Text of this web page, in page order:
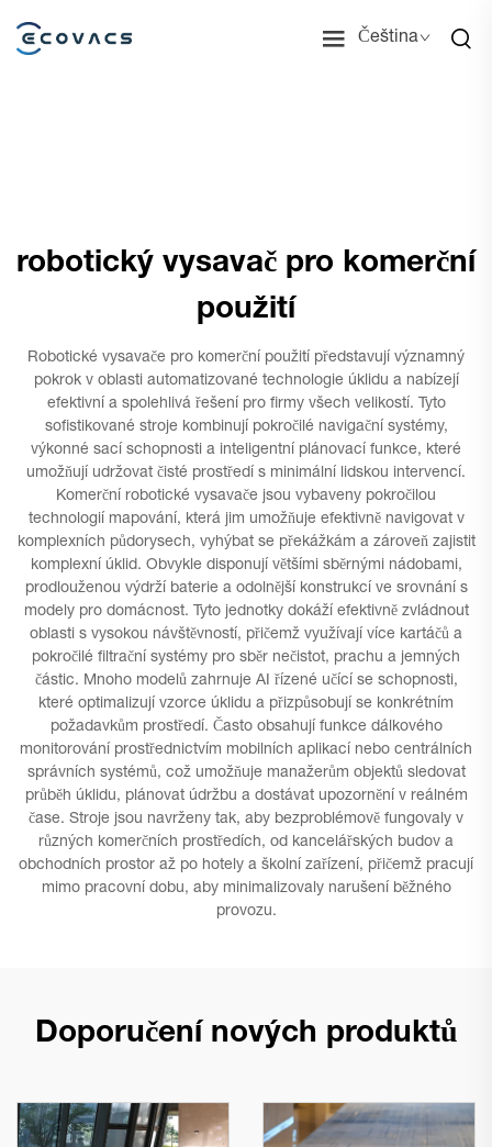
Čeština
robotický vysavač pro komerční
použití
Robotické vysavače pro komerční použití představují významný
pokrok v oblasti automatizované technologie úklidu a nabízejí
efektivní a spolehlivá řešení pro firmy všech velikostí. Tyto
sofistikované stroje kombinují pokročilé navigační systémy,
výkonné sací schopnosti a inteligentní plánovací funkce, které
umožňují udržovat čisté prostředí s minimální lidskou intervencí.
Komerční robotické vysavače jsou vybaveny pokročilou
technologií mapování, která jim umožňuje efektivně navigovat v
komplexních půdorysech, vyhýbat se překážkám a zároveň zajistit
komplexní úklid. Obvykle disponují většími sběrnými nádobami,
prodlouženou výdrží baterie a odolnější konstrukcí ve srovnání s
modely pro domácnost. Tyto jednotky dokáží efektivně zvládnout
oblasti s vysokou návštěvností, přičemž využívají více kartáčů a
pokročilé filtrační systémy pro sběr nečistot, prachu a jemných
částic. Mnoho modelů zahrnuje AI řízené učící se schopnosti,
které optimalizují vzorce úklidu a přizpůsobují se konkrétním
požadavkům prostředí. Často obsahují funkce dálkového
monitorování prostřednictvím mobilních aplikací nebo centrálních
správních systémů, což umožňuje manažerům objektů sledovat
průběh úklidu, plánovat údržbu a dostávat upozornění v reálném
čase. Stroje jsou navrženy tak, aby bezproblémově fungovaly v
různých komerčních prostředích, od kancelářských budov a
obchodních prostor až po hotely a školní zařízení, přičemž pracují
mimo pracovní dobu, aby minimalizovaly narušení běžného
provozu.
Doporučení nových produktů